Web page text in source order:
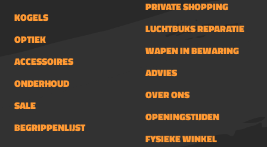
KOGELS
OPTIEK
ACCESSOIRES
ONDERHOUD
SALE
BEGRIPPENLIJST
PRIVATE SHOPPING
LUCHTBUKS REPARATIE
WAPEN IN BEWARING
ADVIES
OVER ONS
OPENINGSTIJDEN
FYSIEKE WINKEL